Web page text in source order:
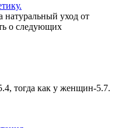
натуральный уход от
о следующих
тогда как у женщин-5.7.